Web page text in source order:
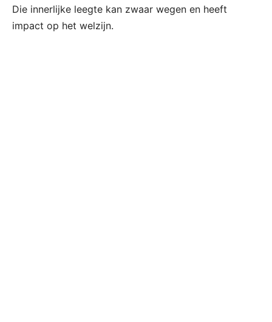
Die innerlijke leegte kan zwaar wegen en heeft
impact op het welzijn.